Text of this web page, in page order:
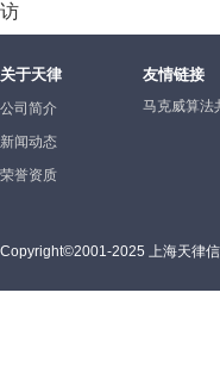
访
关于天律
公司简介
新闻动态
荣誉资质
友情链接
马克威算法
Copyright©2001-2025 上海天律